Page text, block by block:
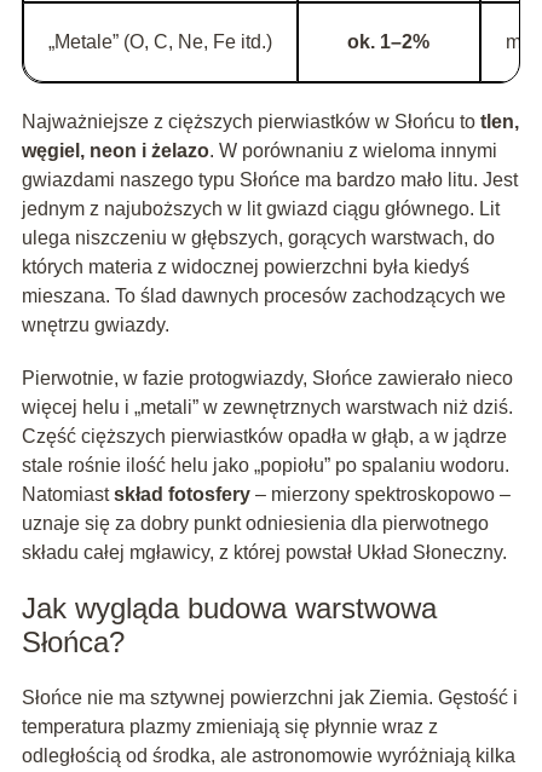
„Metale” (O, C, Ne, Fe itd.) ok. 1–2%
Najważniejsze z cięższych pierwiastków w Słońcu to tlen,
węgiel, neon i żelazo. W porównaniu z wieloma innymi
gwiazdami naszego typu Słońce ma bardzo mało litu. Jest
jednym z najuboższych w lit gwiazd ciągu głównego. Lit
ulega niszczeniu w głębszych, gorących warstwach, do
których materia z widocznej powierzchni była kiedyś
mieszana. To ślad dawnych procesów zachodzących we
wnętrzu gwiazdy.
Pierwotnie, w fazie protogwiazdy, Słońce zawierało nieco
więcej helu i „metali” w zewnętrznych warstwach niż dziś.
Część cięższych pierwiastków opadła w głąb, a w jądrze
stale rośnie ilość helu jako „popiołu” po spalaniu wodoru.
Natomiastskład fotosfery– mierzony spektroskopowo –
uznaje się za dobry punkt odniesienia dla pierwotnego
składu całej mgławicy, z której powstał Układ Słoneczny.
Jak wygląda budowa warstwowa
Słońca?
Słońce nie ma sztywnej powierzchni jak Ziemia. Gęstość i
temperatura plazmy zmieniają się płynnie wraz z
odległością od środka, ale astronomowie wyróżniają kilka